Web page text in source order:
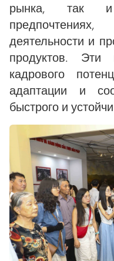
рынка, так и
предпочтениях,
деятельности и
продуктов. Эти
кадрового
адаптации и
быстрого и